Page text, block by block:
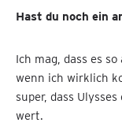
Hast du noch ein
Ich mag, dass es
wenn ich wirklich
super, dass
wert.